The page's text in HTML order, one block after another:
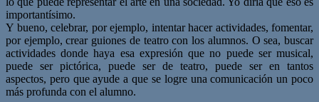
importantísimo.
Y bueno, celebrar, por ejemplo, intentar hacer actividades, fomentar,
por ejemplo, crear guiones de teatro con los alumnos. O sea, buscar
actividades donde haya esa expresión que no puede ser musical,
puede ser pictórica, puede ser de teatro, puede ser en tantos
aspectos, pero que ayude a que se logre una comunicación un poco
más profunda con el alumno.